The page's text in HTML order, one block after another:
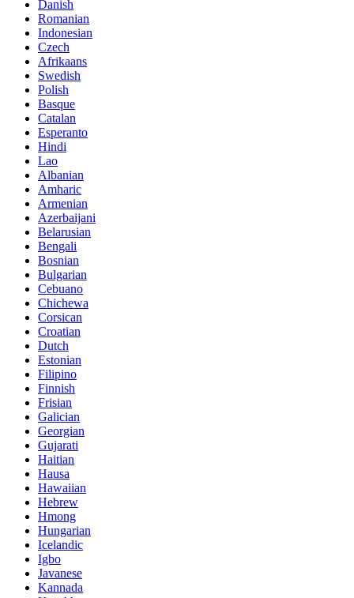
Danish
Romanian
Indonesian
Czech
Afrikaans
Swedish
Polish
Basque
Catalan
Esperanto
Hindi
Lao
Albanian
Amharic
Armenian
Azerbaijani
Belarusian
Bengali
Bosnian
Bulgarian
Cebuano
Chichewa
Corsican
Croatian
Dutch
Estonian
Filipino
Finnish
Frisian
Galician
Georgian
Gujarati
Haitian
Hausa
Hawaiian
Hebrew
Hmong
Hungarian
Icelandic
Igbo
Javanese
Kannada